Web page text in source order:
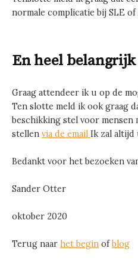
normale complicatie bij SLE of
En heel belangrijk
Graag attendeer ik u op de
Ten slotte meld ik ook graag
beschikking stel voor mensen
stellen via de email Ik zal altijd
Bedankt voor het bezoeken
Sander Otter
oktober 2020
Terug naar het begin ofblog